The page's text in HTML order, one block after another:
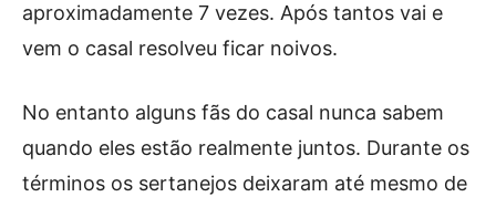
aproximadamente 7 vezes. Após tantos vai e
vem o casal resolveu ficar noivos.
No entanto alguns fãs do casal nunca sabem
quando eles estão realmente juntos. Durante os
términos os sertanejos deixaram até mesmo de